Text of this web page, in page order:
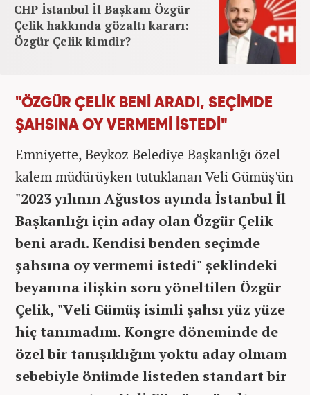
CHP İstanbul İl Başkanı Özgür
Çelik hakkında gözaltı kararı:
Özgür Çelik kimdir?
"ÖZGÜR ÇELİK BENİ ARADI, SEÇİMDE
ŞAHSINA OY VERMEMİ İSTEDİ"
Emniyette, Beykoz Belediye Başkanlığı özel
kalem müdürüyken tutuklanan Veli Gümüş'ün
"2023 yılının Ağustos ayında İstanbul İl
Başkanlığı için aday olan Özgür Çelik
beni aradı. Kendisi benden seçimde
şahsına oy vermemi istedi" şeklindeki
beyanına ilişkin soru yöneltilen Özgür
Çelik, "Veli Gümüş isimli şahsı yüz yüze
hiç tanımadım. Kongre döneminde de
özel bir tanışıklığım yoktu aday olmam
sebebiyle önümde listeden standart bir